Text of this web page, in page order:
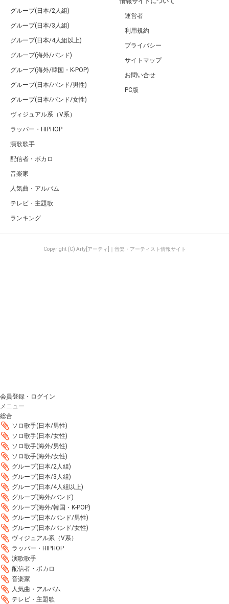
グループ(日本/2人組)
グループ(日本/3人組)
グループ(日本/4人組以上)
グループ(海外/バンド)
グループ(海外/韓国・K-POP)
グループ(日本/バンド/男性)
グループ(日本/バンド/女性)
ヴィジュアル系（V系）
ラッパー・HIPHOP
演歌歌手
配信者・ボカロ
音楽家
人気曲・アルバム
テレビ・主題歌
ランキング
運営者
利用規約
プライバシー
サイトマップ
お問い合せ
PC版
Copyright (C) Arty[アーティ]｜音楽・アーティスト情報サイト
会員登録・ログイン
メニュー
総合
ソロ歌手(日本/男性)
ソロ歌手(日本/女性)
ソロ歌手(海外/男性)
ソロ歌手(海外/女性)
グループ(日本/2人組)
グループ(日本/3人組)
グループ(日本/4人組以上)
グループ(海外/バンド)
グループ(海外/韓国・K-POP)
グループ(日本/バンド/男性)
グループ(日本/バンド/女性)
ヴィジュアル系（V系）
ラッパー・HIPHOP
演歌歌手
配信者・ボカロ
音楽家
人気曲・アルバム
テレビ・主題歌